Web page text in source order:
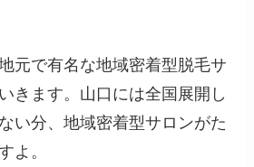
元で有名な地域密着型脱毛サ
きます。山口には全国展開し
い分、地域密着型サロンがた
よ。